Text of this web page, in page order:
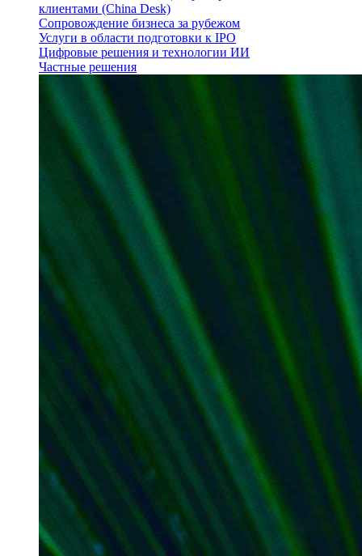
клиентами (China Desk)
Сопровождение бизнеса за рубежом
Услуги в области подготовки к IPO
Цифровые решения и технологии ИИ
Частные решения